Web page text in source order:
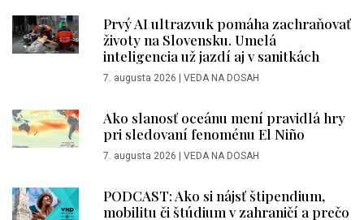
Prvý AI ultrazvuk pomáha zachraňovať
životy na Slovensku. Umelá
inteligencia už jazdí aj v sanitkách
7. augusta 2026 VEDA NA DOSAH
Ako slanosť oceánu mení pravidlá hry
pri sledovaní fenoménu El Niño
7. augusta 2026 VEDA NA DOSAH
PODCAST: Ako si nájsť štipendium,
mobilitu či štúdium v zahraničí a prečo